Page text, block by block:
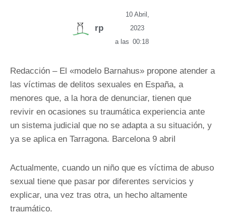
rp
10 Abril,
2023
a las 00:18
Redacción – El «modelo Barnahus» propone atender a
las víctimas de delitos sexuales en España, a
menores que, a la hora de denunciar, tienen que
revivir en ocasiones su traumática experiencia ante
un sistema judicial que no se adapta a su situación, y
ya se aplica en Tarragona. Barcelona 9 abril
Actualmente, cuando un niño que es víctima de abuso
sexual tiene que pasar por diferentes servicios y
explicar, una vez tras otra, un hecho altamente
traumático.